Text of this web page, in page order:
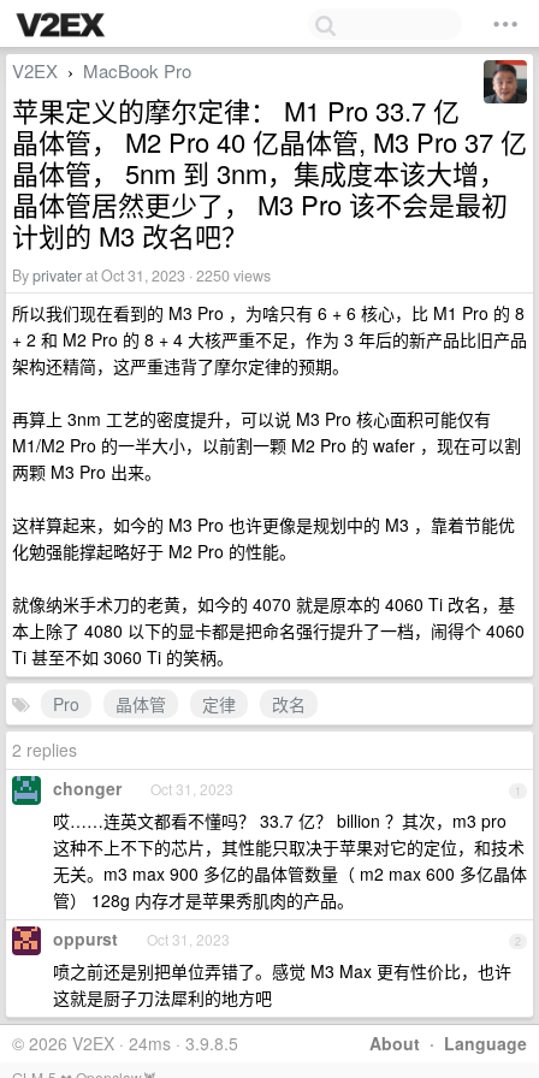
V2EX › MacBook Pro
苹果定义的摩尔定律： M1 Pro 33.7 亿
晶体管， M2 Pro 40 亿晶体管, M3 Pro 37 亿
晶体管， 5nm 到 3nm，集成度本该大增，
晶体管居然更少了， M3 Pro 该不会是最初
计划的 M3 改名吧？
Byprivaterat Oct 31, 2023 · 2250 views
所以我们现在看到的 M3 Pro ，为啥只有 6 + 6 核心，比 M1 Pro 的 8
+ 2 和 M2 Pro 的 8 + 4 大核严重不足，作为 3 年后的新产品比旧产品
架构还精简，这严重违背了摩尔定律的预期。
再算上 3nm 工艺的密度提升，可以说 M3 Pro 核心面积可能仅有
M1/M2 Pro 的一半大小，以前割一颗 M2 Pro 的 wafer ，现在可以割
两颗 M3 Pro 出来。
这样算起来，如今的 M3 Pro 也许更像是规划中的 M3 ，靠着节能优
化勉强能撑起略好于 M2 Pro 的性能。
就像纳米手术刀的老黄，如今的 4070 就是原本的 4060 Ti 改名，基
本上除了 4080 以下的显卡都是把命名强行提升了一档，闹得个 4060
Ti 甚至不如 3060 Ti 的笑柄。
Pro
晶体管 定律
改名
2 replies
1
chonger Oct 31, 2023
哎……连英文都看不懂吗？ 33.7 亿？ billion ？其次，m3 pro
这种不上不下的芯片，其性能只取决于苹果对它的定位，和技术
无关。m3 max 900 多亿的晶体管数量（ m2 max 600 多亿晶体
管） 128g 内存才是苹果秀肌肉的产品。
2
oppurst Oct 31, 2023
喷之前还是别把单位弄错了。感觉 M3 Max 更有性价比，也许
这就是厨子刀法犀利的地方吧
About · Language
© 2026 V2EX · 24ms · 3.9.8.5